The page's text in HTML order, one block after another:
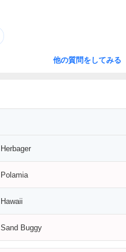
他の質問をしてみる
Herbager
Polamia
Hawaii
Sand Buggy